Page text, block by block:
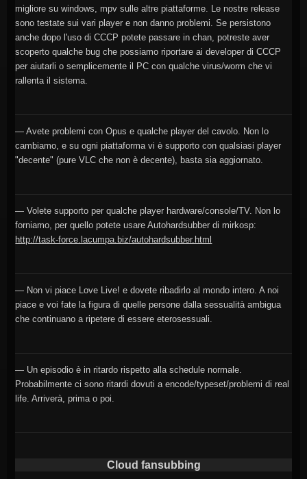
migliore su windows, mpv sulle altre piattaforme. Le nostre release
sono testate sui vari player e non danno problemi. Se persistono
anche dopo l'uso di CCCP potete passare in chan, potreste aver
scoperto qualche bug che possiamo riportare ai developer di CCCP
per aiutarli o semplicemente il PC con qualche virus/worm che vi
rallenta il sistema.
— Avete problemi con Opus e qualche player del cavolo. Non lo
cambiamo, e su ogni piattaforma vi è supporto con qualsiasi player
"decente" (pure VLC che non è decente), basta sia aggiornato.
— Volete supporto per qualche player hardware/console/TV. Non lo
forniamo, per quello potete usare Autohardsubber di mirkosp:
http://task-force.lacumpa.biz/autohardsubber.html
— Non vi piace Love Live! e dovete ribadirlo al mondo intero. A noi
piace e voi fate la figura di quelle persone dalla sessualità ambigua
che continuano a ripetere di essere eterosessuali.
— Un episodio è in ritardo rispetto alla schedule normale.
Probabilmente ci sono ritardi dovuti a encode/typeset/problemi di real
life. Arriverà, prima o poi.
Cloud fansubbing